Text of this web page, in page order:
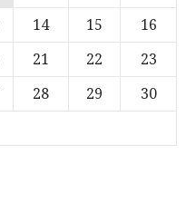
14 15
16
21 22
23
28 29
30